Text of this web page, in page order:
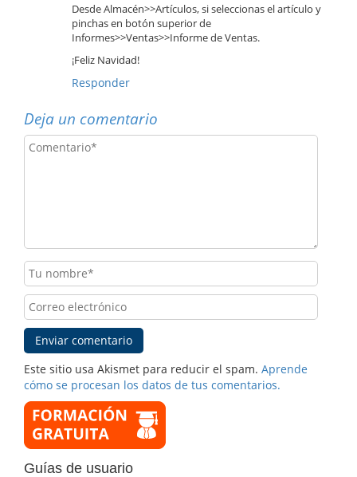
Desde Almacén>>Artículos, si seleccionas el artículo y
pinchas en botón superior de
Informes>>Ventas>>Informe de Ventas.
¡Feliz Navidad!
Responder
Deja un comentario
Este sitio usa Akismet para reducir el spam. Aprende
cómo se procesan los datos de tus comentarios.
Guías de usuario